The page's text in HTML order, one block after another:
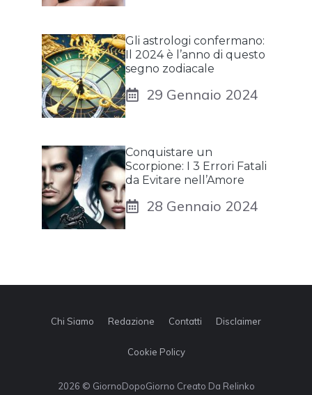
Gli astrologi confermano:
Il 2024 è l’anno di questo
segno zodiacale
29 Gennaio 2024
Conquistare un
Scorpione: I 3 Errori Fatali
da Evitare nell’Amore
28 Gennaio 2024
Chi Siamo Redazione Contatti Disclaimer
Cookie Policy
2026 © GiornoDopoGiorno Creato Da Relinko